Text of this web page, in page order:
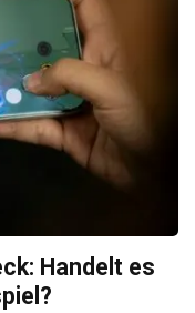
Handelt es